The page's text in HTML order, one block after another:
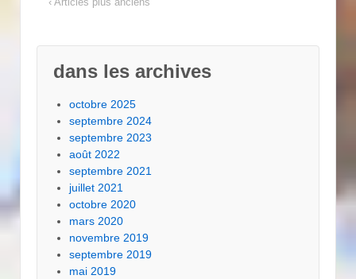
dans les archives
octobre 2025
septembre 2024
septembre 2023
août 2022
septembre 2021
juillet 2021
octobre 2020
mars 2020
novembre 2019
septembre 2019
mai 2019